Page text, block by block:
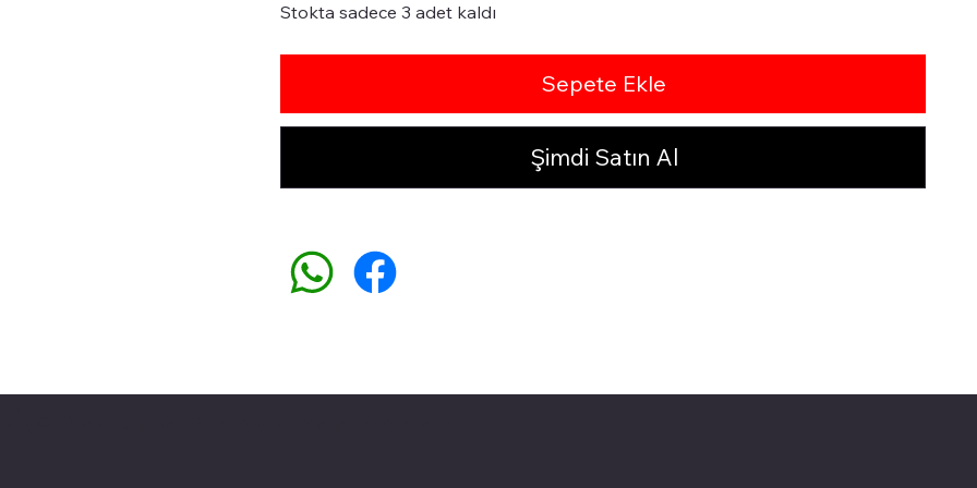
Stokta sadece 3 adet kaldı
Sepete Ekle
Şimdi Satın Al